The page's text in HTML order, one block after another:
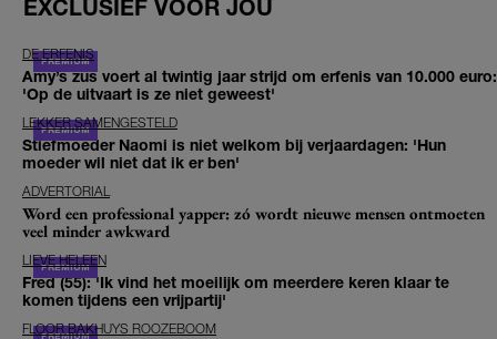
EXCLUSIEF VOOR JOU
DE ERFENIS
Amy’s zus voert al twintig jaar strijd om erfenis van 10.000 euro:
'Op de uitvaart is ze niet geweest'
LEKKER SAMENGESTELD
Stiefmoeder Naomi is niet welkom bij verjaardagen: 'Hun
moeder wil niet dat ik er ben'
ADVERTORIAL
Word een professional yapper: zó wordt nieuwe mensen ontmoeten
veel minder awkward
LIEVE HELEEN
Fred (55): 'Ik vind het moeilijk om meerdere keren klaar te
komen tijdens een vrijpartij'
FLOOR BAKHUYS ROOZEBOOM